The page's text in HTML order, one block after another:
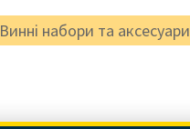
Винні набори та аксесуари